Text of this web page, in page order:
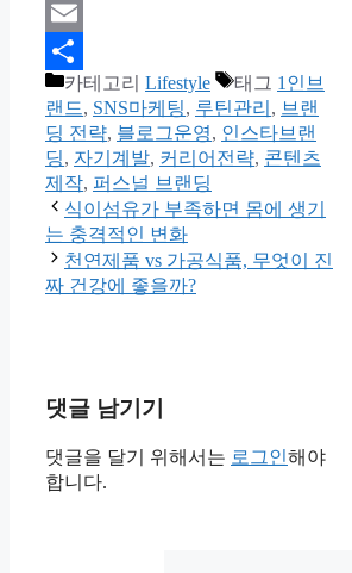
Print
Email
Share카테고리 Lifestyle 태그 1인브
랜드, SNS마케팅, 루틴관리 , 브랜
딩 전략, 블로그운영, 인스타브랜
딩, 자기계발, 커리어전략, 콘텐츠
제작, 퍼스널 브랜딩
식이섬유가 부족하면 몸에 생기
는 충격적인 변화
천연제품 vs 가공식품, 무엇이 진
짜 건강에 좋을까?
댓글 남기기
댓글을 달기 위해서는 로그인해야
합니다.